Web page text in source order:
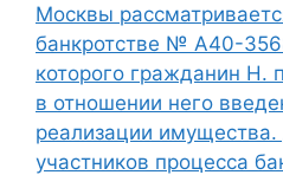
Москвы
банкротстве № А40-
которого гражданин Н.
в отношении него
реализации
участников процесса